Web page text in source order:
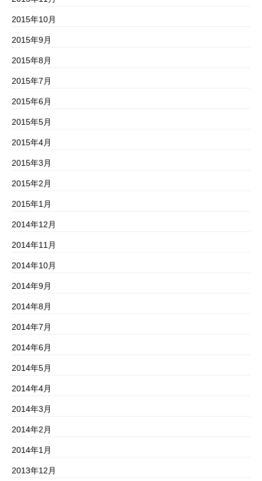
2015年10月
2015年9月
2015年8月
2015年7月
2015年6月
2015年5月
2015年4月
2015年3月
2015年2月
2015年1月
2014年12月
2014年11月
2014年10月
2014年9月
2014年8月
2014年7月
2014年6月
2014年5月
2014年4月
2014年3月
2014年2月
2014年1月
2013年12月